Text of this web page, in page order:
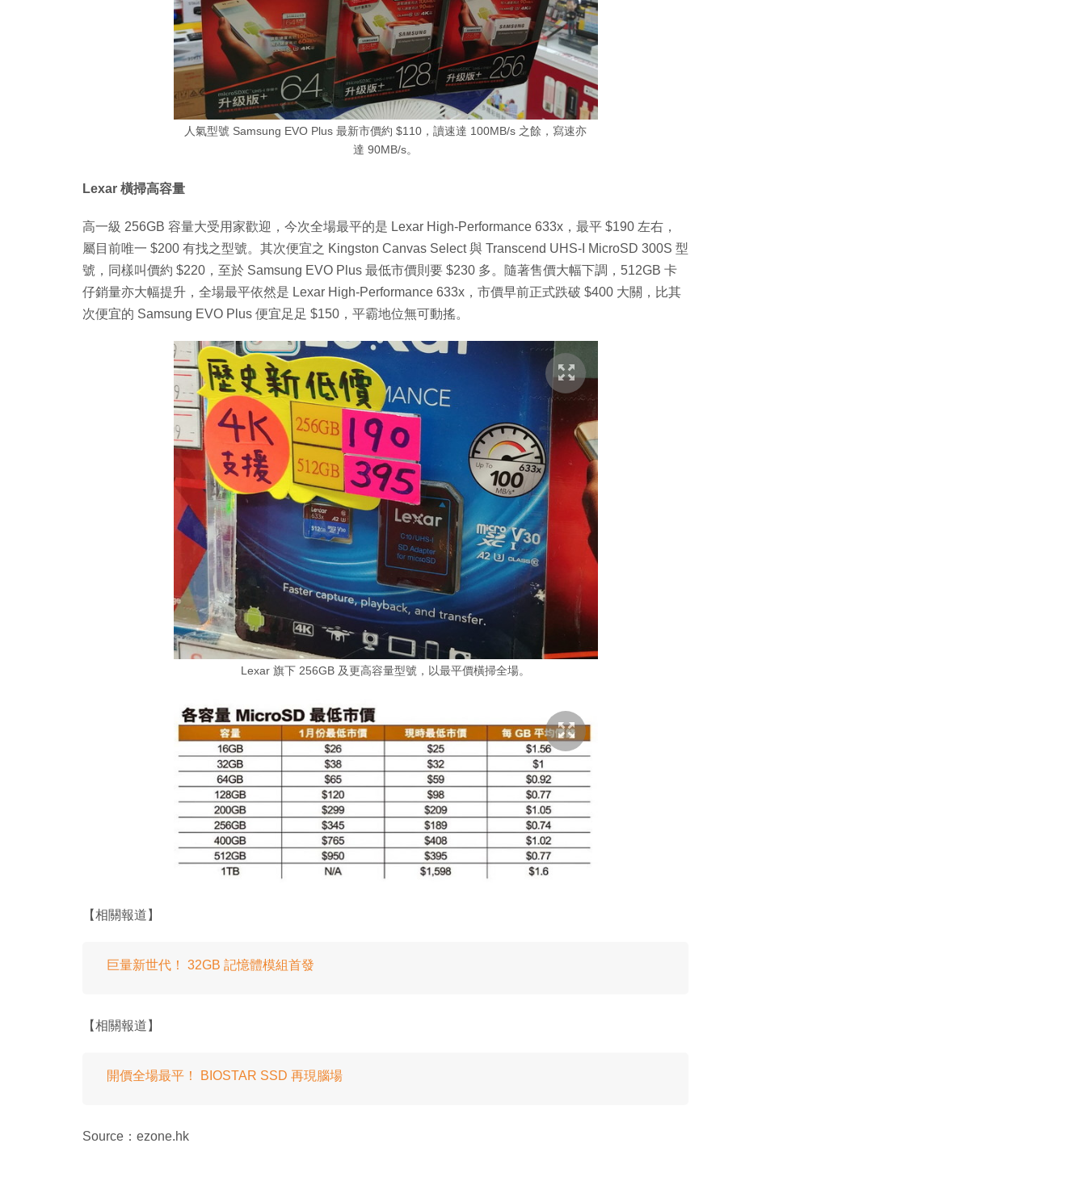
人氣型號 Samsung EVO Plus 最新市價約 $110，讀速達 100MB/s 之餘，寫速亦
達 90MB/s。
Lexar 橫掃高容量
高一級 256GB 容量大受用家歡迎，今次全場最平的是 Lexar High-Performance 633x，最平 $190 左右，
屬目前唯一 $200 有找之型號。其次便宜之 Kingston Canvas Select 與 Transcend UHS-I MicroSD 300S 型
號，同樣叫價約 $220，至於 Samsung EVO Plus 最低市價則要 $230 多。隨著售價大幅下調，512GB 卡
仔銷量亦大幅提升，全場最平依然是 Lexar High-Performance 633x，市價早前正式跌破 $400 大關，比其
次便宜的 Samsung EVO Plus 便宜足足 $150，平霸地位無可動搖。
Lexar 旗下 256GB 及更高容量型號，以最平價橫掃全場。
【相關報道】
巨量新世代！ 32GB 記憶體模組首發
【相關報道】
開價全場最平！ BIOSTAR SSD 再現腦場
Source：ezone.hk